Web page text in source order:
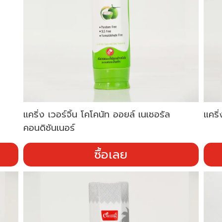
แคริ่ง เวอร์จิ้น โคโคนัท ออยล์ เนเชอรัล
คอนดิชันเนอร์
ซื้อเลย
แค